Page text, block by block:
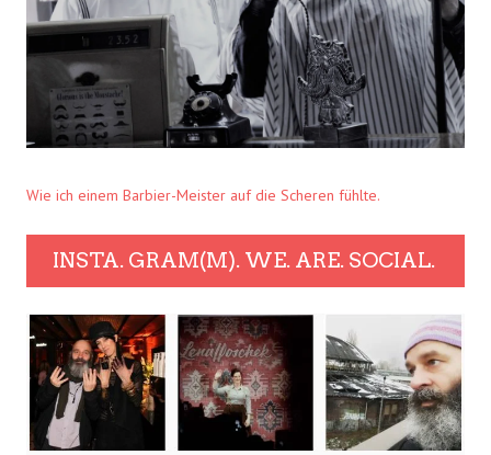
Wie ich einem Barbier-Meister auf die Scheren fühlte.
INSTA. GRAM(M). WE. ARE. SOCIAL.